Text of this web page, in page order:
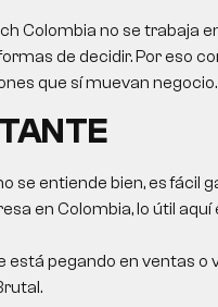
Colombia no se trabaja
de decidir. Por eso
que sí muevan negocio.
se entiende bien, es fácil
en Colombia, lo útil
está pegando en ventas o